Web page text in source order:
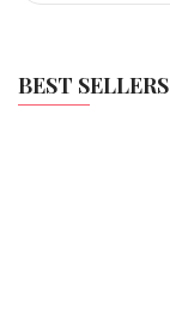
BEST SELLERS